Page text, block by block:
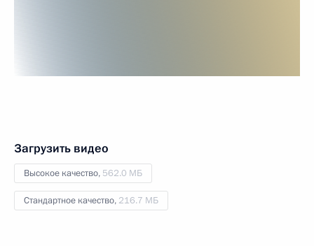
Загрузить видео
Высокое качество, 562.0 МБ
Стандартное качество, 216.7 МБ